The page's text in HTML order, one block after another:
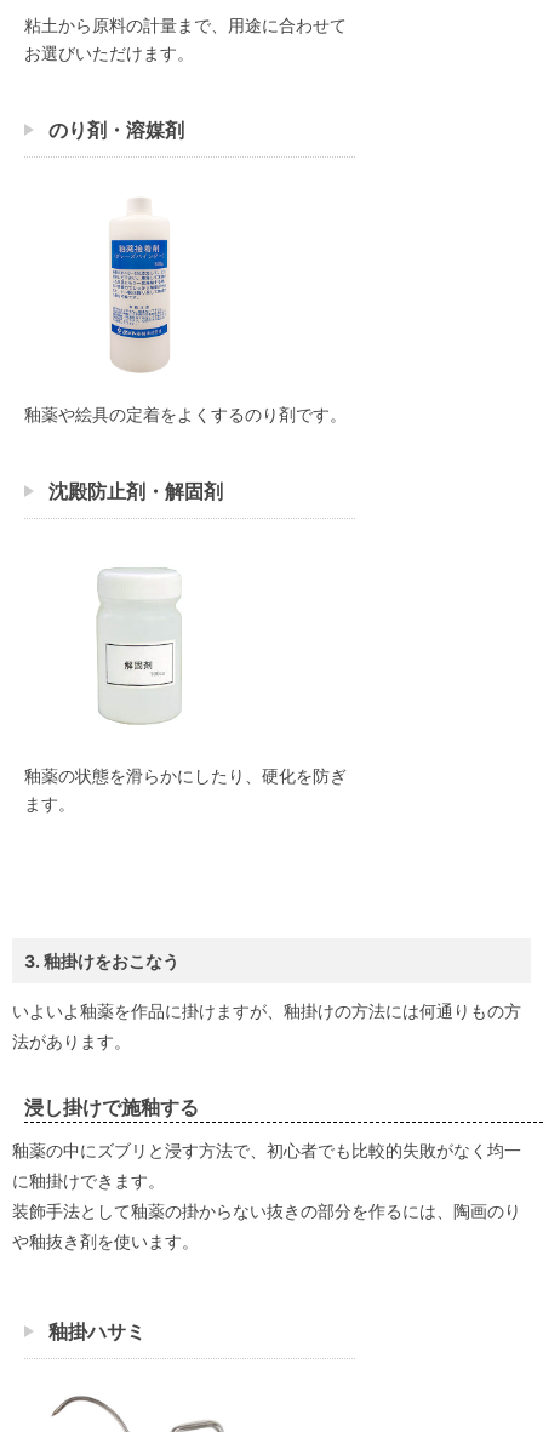
粘土から原料の計量まで、用途に合わせて
お選びいただけます。
のり剤・溶媒剤
釉薬や絵具の定着をよくするのり剤です。
沈殿防止剤・解固剤
釉薬の状態を滑らかにしたり、硬化を防ぎ
ます。
3. 釉掛けをおこなう
いよいよ釉薬を作品に掛けますが、釉掛けの方法には何通りもの方
法があります。
浸し掛けで施釉する
釉薬の中にズブリと浸す方法で、初心者でも比較的失敗がなく均一
に釉掛けできます。
装飾手法として釉薬の掛からない抜きの部分を作るには、陶画のり
や釉抜き剤を使います。
釉掛ハサミ